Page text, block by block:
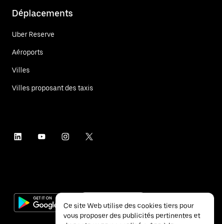
Déplacements
Uber Reserve
Aéroports
Villes
Villes proposant des taxis
Ce site Web utilise des cookies tiers pour
vous proposer des publicités pertinentes et